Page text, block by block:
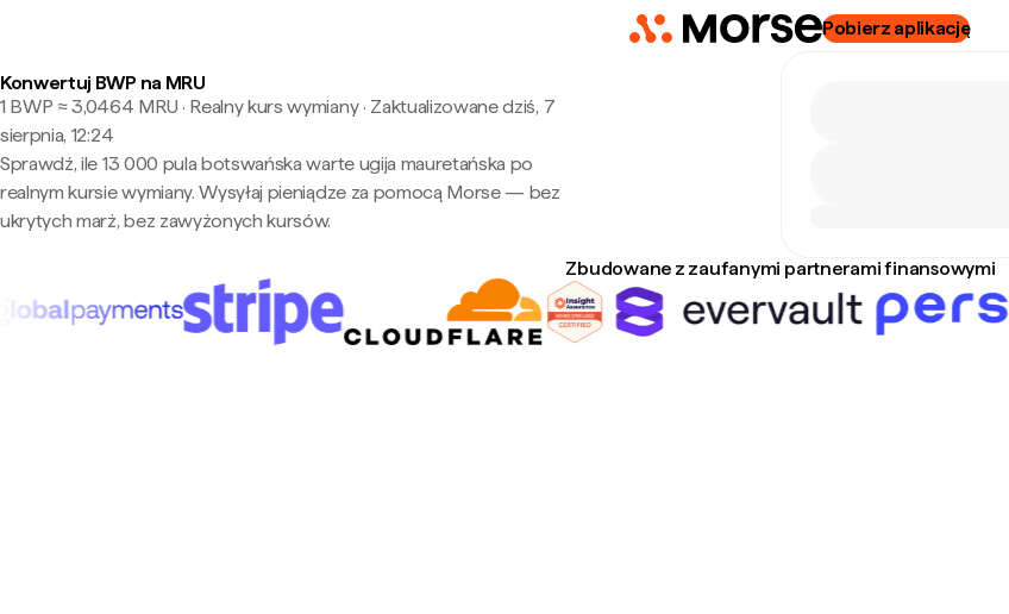
Pobierz aplikację
Konwertuj BWP na MRU
1 BWP ≈ 3,0464 MRU · Realny kurs wymiany· Zaktualizowane dziś, 7
sierpnia, 12:24
Sprawdź, ile 13 000 pula botswańska warte ugija mauretańska po
realnym kursie wymiany. Wysyłaj pieniądze za pomocą Morse — bez
ukrytych marż, bez zawyżonych kursów.
Zbudowane z zaufanymi partnerami finansowymi